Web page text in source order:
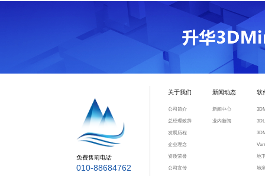
免费售前电话
010-88684762
关于我们
公司简介
总经理致辞
发展历程
企业理念
资质荣誉
公司宣传
新闻动态
新闻中心
业内新闻
软
地
地